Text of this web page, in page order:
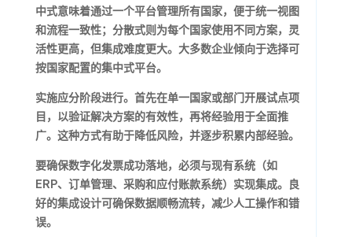
中式意味着通过一个平台管理所有国家，便于统一视图
和流程一致性；分散式则为每个国家使用不同方案，灵
活性更高，但集成难度更大。大多数企业倾向于选择可
按国家配置的集中式平台。
实施应分阶段进行。首先在单一国家或部门开展试点项
目，以验证解决方案的有效性，再将经验用于全面推
广。这种方式有助于降低风险，并逐步积累内部经验。
要确保数字化发票成功落地，必须与现有系统（如
ERP、订单管理、采购和应付账款系统）实现集成。良
好的集成设计可确保数据顺畅流转，减少人工操作和错
误。